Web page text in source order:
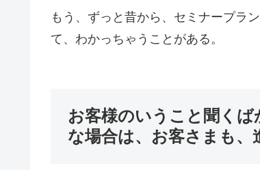
もう、ずっと昔から、セミナープラ
て、わかっちゃうことがある。
お客様のいうこと聞く
な場合は、お客さまも、